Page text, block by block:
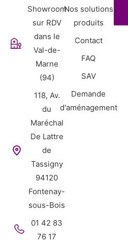
Showroom
sur RDV
dans le
Val-de-
Marne
(94)
118, Av.
du
Maréchal
De Lattre
de
Tassigny
94120
Fontenay-
sous-Bois
01 42 83
76 17
Nos solutions
produits
Contact
FAQ
SAV
Demande
d'aménagement